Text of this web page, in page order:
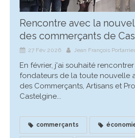
Rencontre avec la
des commerçants de
27 Fév 2026 Jean François
En février, j'ai souhaité
fondateurs de la toute nouvelle
des Commerçants, Artisans et
Castelgine...
commerçants